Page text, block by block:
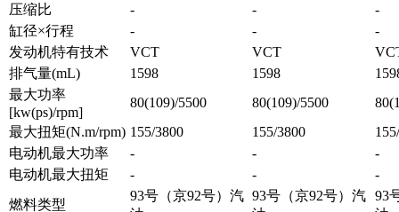
压缩比
- -
-
缸径×行程
- -
-
发动机特有技术
VCT VCT
排气量(mL)
1598 1598
最大功率
[kw(ps)/rpm]
80(109)/5500 80(109)/5500
最大扭矩(N.m/rpm) 155/3800 155/3800
电动机最大功率
- -
-
电动机最大扭矩
- -
-
燃料类型
93号（京92号）汽 93号（京92号）汽 93